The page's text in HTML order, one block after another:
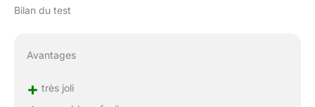
Bilan du test
Avantages
+ très joli